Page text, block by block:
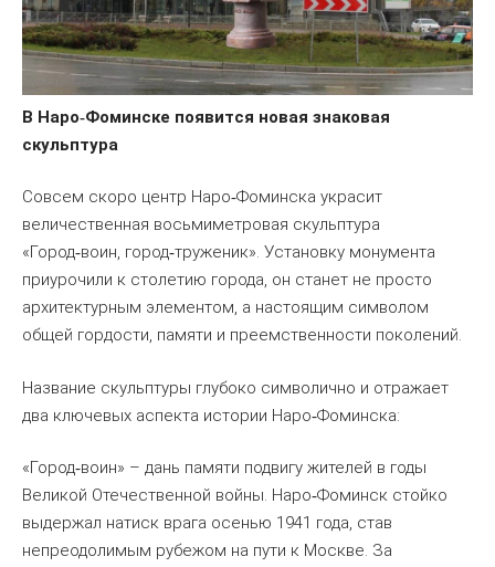
В Наро‑Фоминске появится новая знаковая
скульптура
Совсем скоро центр Наро‑Фоминска украсит
величественная восьмиметровая скульптура
«Город‑воин, город‑труженик». Установку монумента
приурочили к столетию города, он станет не просто
архитектурным элементом, а настоящим символом
общей гордости, памяти и преемственности поколений.
Название скульптуры глубоко символично и отражает
два ключевых аспекта истории Наро‑Фоминска:
«Город‑воин» – дань памяти подвигу жителей в годы
Великой Отечественной войны. Наро‑Фоминск стойко
выдержал натиск врага осенью 1941 года, став
непреодолимым рубежом на пути к Москве. За